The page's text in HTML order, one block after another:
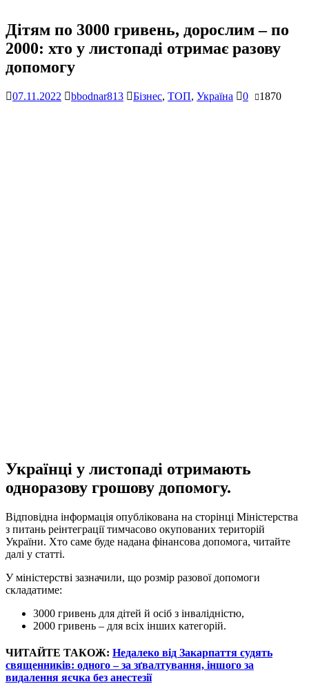
Дітям по 3000 гривень, дорослим – по
2000: хто у листопаді отримає разову
допомогу
07.11.2022 bbodnar813 Бізнес, ТОП, Україна 0 1870
Українці у листопаді отримають
одноразову грошову допомогу.
Відповідна інформація опублікована на сторінці Міністерства
з питань реінтеграції тимчасово окупованих територій
України. Хто саме буде надана фінансова допомога, читайте
далі у статті.
У міністерстві зазначили, що розмір разової допомоги
складатиме:
3000 гривень для дітей й осіб з інвалідністю,
2000 гривень – для всіх інших категорій.
ЧИТАЙТЕ ТАКОЖ: Недалеко від Закарпаття судять
священників: одного – за зґвалтування, іншого за
видалення яєчка без анестезії